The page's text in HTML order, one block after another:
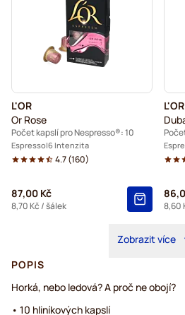
L'OR
Or Rose
Počet kapslí pro Nespresso®: 10
Espresso 6 Intenzita
4.7(160)
87,00 Kč
8,70 Kč / šálek
L'OR
8,60
Zobrazit více
POPIS
Horká, nebo ledová? A proč ne obojí?
• 10 hliníkových kapslí